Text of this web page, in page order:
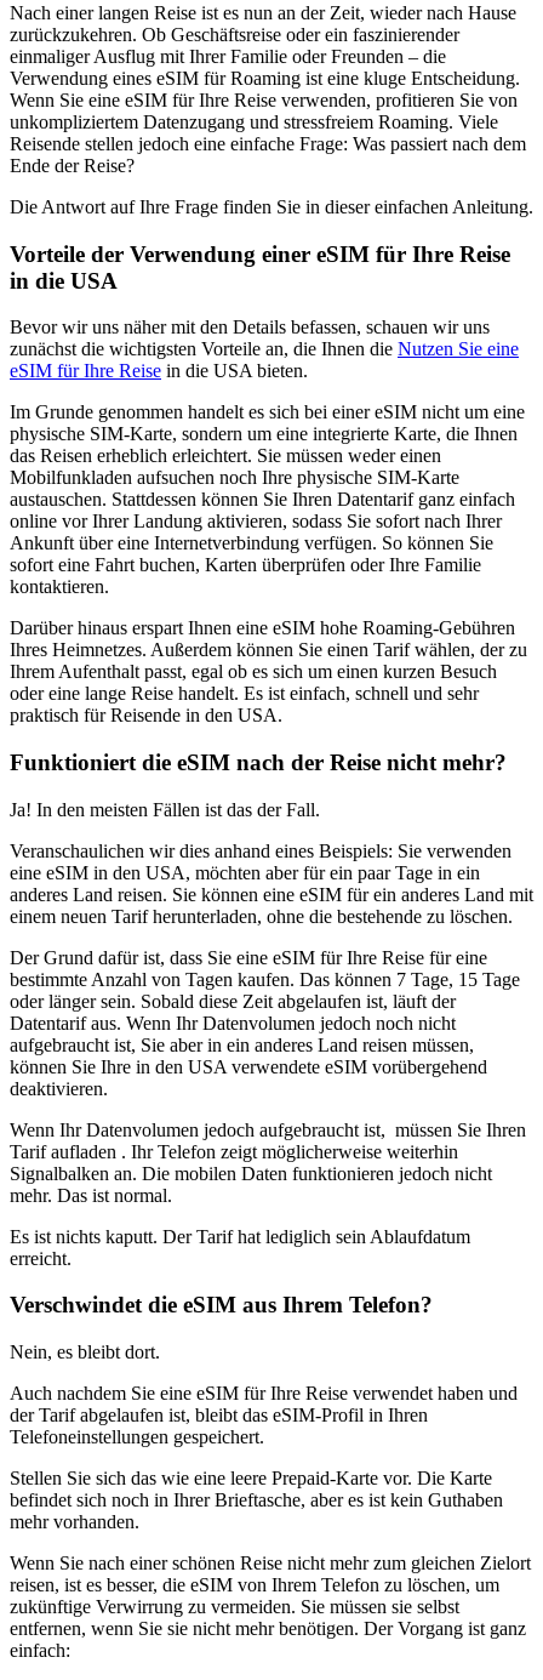
Nach einer langen Reise ist es nun an der Zeit, wieder nach Hause
zurückzukehren. Ob Geschäftsreise oder ein faszinierender
einmaliger Ausflug mit Ihrer Familie oder Freunden – die
Verwendung eines eSIM für Roaming ist eine kluge Entscheidung.
Wenn Sie eine eSIM für Ihre Reise verwenden, profitieren Sie von
unkompliziertem Datenzugang und stressfreiem Roaming. Viele
Reisende stellen jedoch eine einfache Frage: Was passiert nach dem
Ende der Reise?
Die Antwort auf Ihre Frage finden Sie in dieser einfachen Anleitung.
Vorteile der Verwendung einer eSIM für Ihre Reise
in die USA
Bevor wir uns näher mit den Details befassen, schauen wir uns
zunächst die wichtigsten Vorteile an, die Ihnen die Nutzen Sie eine
eSIM für Ihre Reise in die USA bieten.
Im Grunde genommen handelt es sich bei einer eSIM nicht um eine
physische SIM-Karte, sondern um eine integrierte Karte, die Ihnen
das Reisen erheblich erleichtert. Sie müssen weder einen
Mobilfunkladen aufsuchen noch Ihre physische SIM-Karte
austauschen. Stattdessen können Sie Ihren Datentarif ganz einfach
online vor Ihrer Landung aktivieren, sodass Sie sofort nach Ihrer
Ankunft über eine Internetverbindung verfügen. So können Sie
sofort eine Fahrt buchen, Karten überprüfen oder Ihre Familie
kontaktieren.
Darüber hinaus erspart Ihnen eine eSIM hohe Roaming-Gebühren
Ihres Heimnetzes. Außerdem können Sie einen Tarif wählen, der zu
Ihrem Aufenthalt passt, egal ob es sich um einen kurzen Besuch
oder eine lange Reise handelt. Es ist einfach, schnell und sehr
praktisch für Reisende in den USA.
Funktioniert die eSIM nach der Reise nicht mehr?
Ja! In den meisten Fällen ist das der Fall.
Veranschaulichen wir dies anhand eines Beispiels: Sie verwenden
eine eSIM in den USA, möchten aber für ein paar Tage in ein
anderes Land reisen. Sie können eine eSIM für ein anderes Land mit
einem neuen Tarif herunterladen, ohne die bestehende zu löschen.
Der Grund dafür ist, dass Sie eine eSIM für Ihre Reise für eine
bestimmte Anzahl von Tagen kaufen. Das können 7 Tage, 15 Tage
oder länger sein. Sobald diese Zeit abgelaufen ist, läuft der
Datentarif aus. Wenn Ihr Datenvolumen jedoch noch nicht
aufgebraucht ist, Sie aber in ein anderes Land reisen müssen,
können Sie Ihre in den USA verwendete eSIM vorübergehend
deaktivieren.
Wenn Ihr Datenvolumen jedoch aufgebraucht ist, müssen Sie Ihren
Tarif aufladen . Ihr Telefon zeigt möglicherweise weiterhin
Signalbalken an. Die mobilen Daten funktionieren jedoch nicht
mehr. Das ist normal.
Es ist nichts kaputt. Der Tarif hat lediglich sein Ablaufdatum
erreicht.
Verschwindet die eSIM aus Ihrem Telefon?
Nein, es bleibt dort.
Auch nachdem Sie eine eSIM für Ihre Reise verwendet haben und
der Tarif abgelaufen ist, bleibt das eSIM-Profil in Ihren
Telefoneinstellungen gespeichert.
Stellen Sie sich das wie eine leere Prepaid-Karte vor. Die Karte
befindet sich noch in Ihrer Brieftasche, aber es ist kein Guthaben
mehr vorhanden.
Wenn Sie nach einer schönen Reise nicht mehr zum gleichen Zielort
reisen, ist es besser, die eSIM von Ihrem Telefon zu löschen, um
zukünftige Verwirrung zu vermeiden. Sie müssen sie selbst
entfernen, wenn Sie sie nicht mehr benötigen. Der Vorgang ist ganz
einfach: